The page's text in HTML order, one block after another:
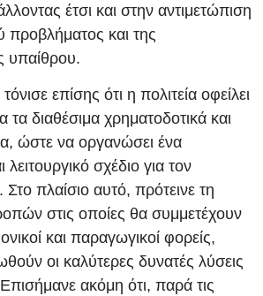
έτσι και στην αντιμετώπιση
προβλήματος και της
υπαίθρου.
επίσης ότι η πολιτεία οφείλει
τα διαθέσιμα χρηματοδοτικά και
ώστε να οργανώσει ένα
σχέδιο για τον
πλαίσιο αυτό, πρότεινε τη
στις οποίες θα συμμετέχουν
και παραγωγικοί φορείς,
οι καλύτερες δυνατές λύσεις
ακόμη ότι, παρά τις